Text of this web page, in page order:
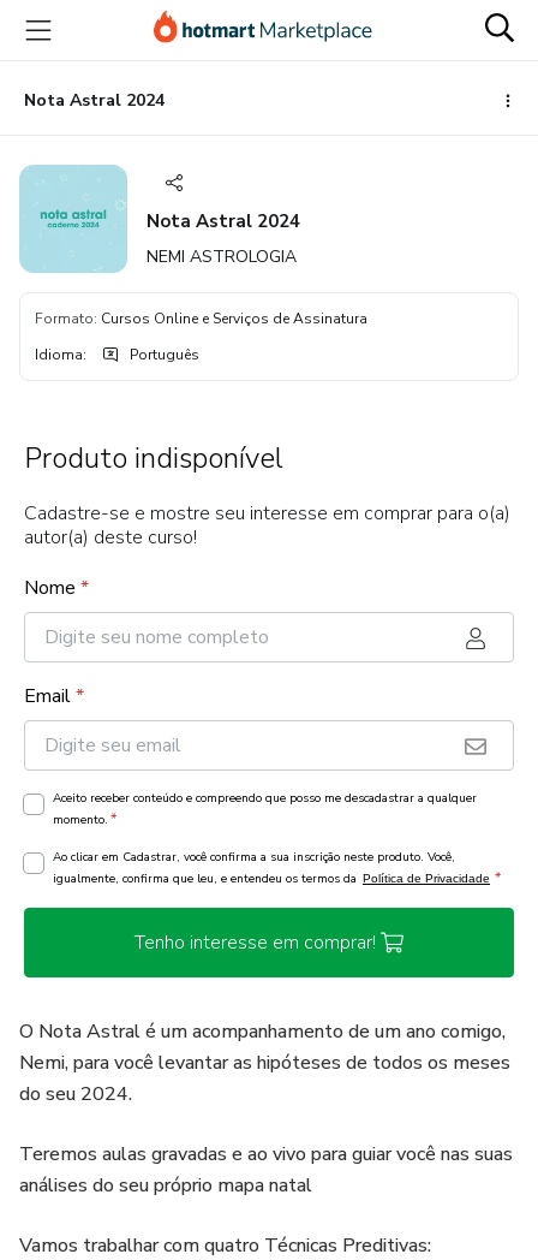
para
conteúdo
principal
para
pagamento
para
rodapé
Nota Astral 2024
Nota Astral 2024
NEMI ASTROLOGIA
Formato: Cursos Online e Serviços de Assinatura
Idioma: Português
Produto indisponível
Cadastre-se e mostre seu interesse em comprar para o(a)
autor(a) deste curso!
Nome *
Email*
Aceito receber conteúdo e compreendo que posso me descadastrar a qualquer
momento. *
Ao clicar em Cadastrar, você confirma a sua inscrição neste produto. Você,
igualmente, confirma que leu, e entendeu os termos da Política de Privacidade *
Tenho interesse em comprar!
O Nota Astral é um acompanhamento de um ano comigo,
Nemi, para você levantar as hipóteses de todos os meses
do seu 2024.
Teremos aulas gravadas e ao vivo para guiar você nas suas
análises do seu próprio mapa natal
Vamos trabalhar com quatro Técnicas Preditivas: